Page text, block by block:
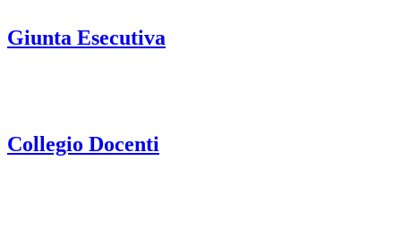
Giunta Esecutiva
Collegio Docenti